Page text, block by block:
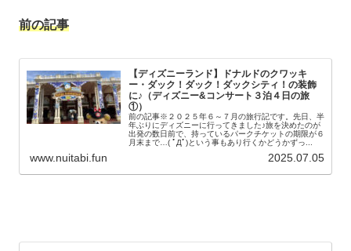
前の記事
【ディズニーランド】ドナルドのクワッキ
ー・ダック！ダック！ダックシティ！の装飾
に♪（ディズニー&コンサート３泊４日の旅
①）
前の記事※２０２５年６～７月の旅行記です。先日、半
年ぶりにディズニーに行ってきました♪旅を決めたのが
出発の数日前で、持っているパークチケットの期限が６
月末まで…( ﾟДﾟ)という事もあり行くかどうかずっ...
www.nuitabi.fun 2025.07.05